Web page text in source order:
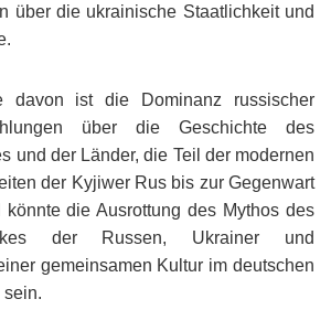
über die ukrainische Staatlichkeit und
davon ist die Dominanz russischer
über die Geschichte des
und der Länder, die Teil der modernen
der Kyjiwer Rus bis zur Gegenwart
die Ausrottung des Mythos des
der Russen, Ukrainer und
gemeinsamen Kultur im deutschen
sein.